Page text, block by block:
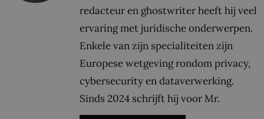
redacteur en ghostwriter heeft hij veel
ervaring met juridische onderwerpen.
Enkele van zijn specialiteiten zijn
Europese wetgeving rondom privacy,
cybersecurity en dataverwerking.
Sinds 2024 schrijft hij voor Mr.